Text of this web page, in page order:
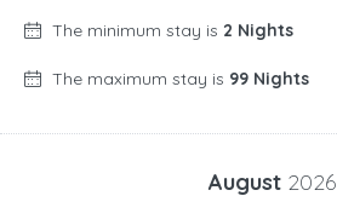
The minimum stay is 2 Nights
The maximum stay is 99 Nights
August 2026